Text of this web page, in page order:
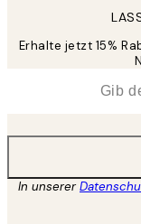
Erhalte jetzt 15%
In unserer